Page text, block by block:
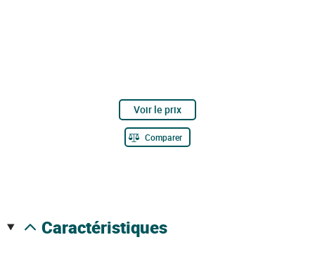
Voir le prix
Comparer
caractéristiques